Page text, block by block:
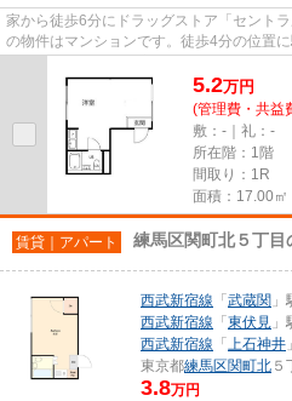
家から徒歩6分にドラッグストア「セント
の物件はマンションです。徒歩4分の位置
5.2万円
(管理費・共益
敷：-｜礼：-
所在階：1階
間取り：1R
面積：17.00㎡
賃貸｜アパート 練馬区関町北５丁目
西武新宿線 「 武蔵関
西武新宿線 「 東伏見
西武新宿線 「 上石神井
東京都練馬区関町北 ５
3.8万円